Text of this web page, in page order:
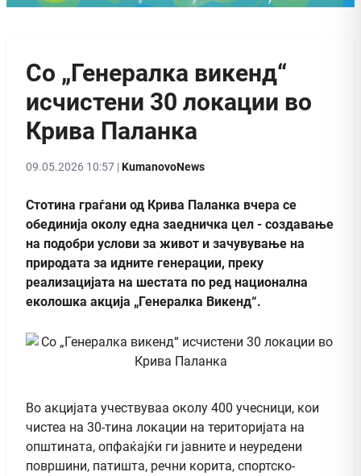
Со „Генералка викенд“
исчистени 30 локации во
Крива Паланка
09.05.2026 10:57 |KumanovoNews
Стотина граѓани од Крива Паланка вчера се
обединија околу една заедничка цел - создавање
на подобри услови за живот и зачувување на
природата за идните генерации, преку
реализацијата на шестата по ред национална
еколошка акција „Генералка Викенд“.
Во акцијата учествуваа околу 400 учесници, кои
чистеа на 30-тина локации на територијата на
општината, опфаќајќи ги јавните и неуредени
површини, патишта, речни корита, спортско-